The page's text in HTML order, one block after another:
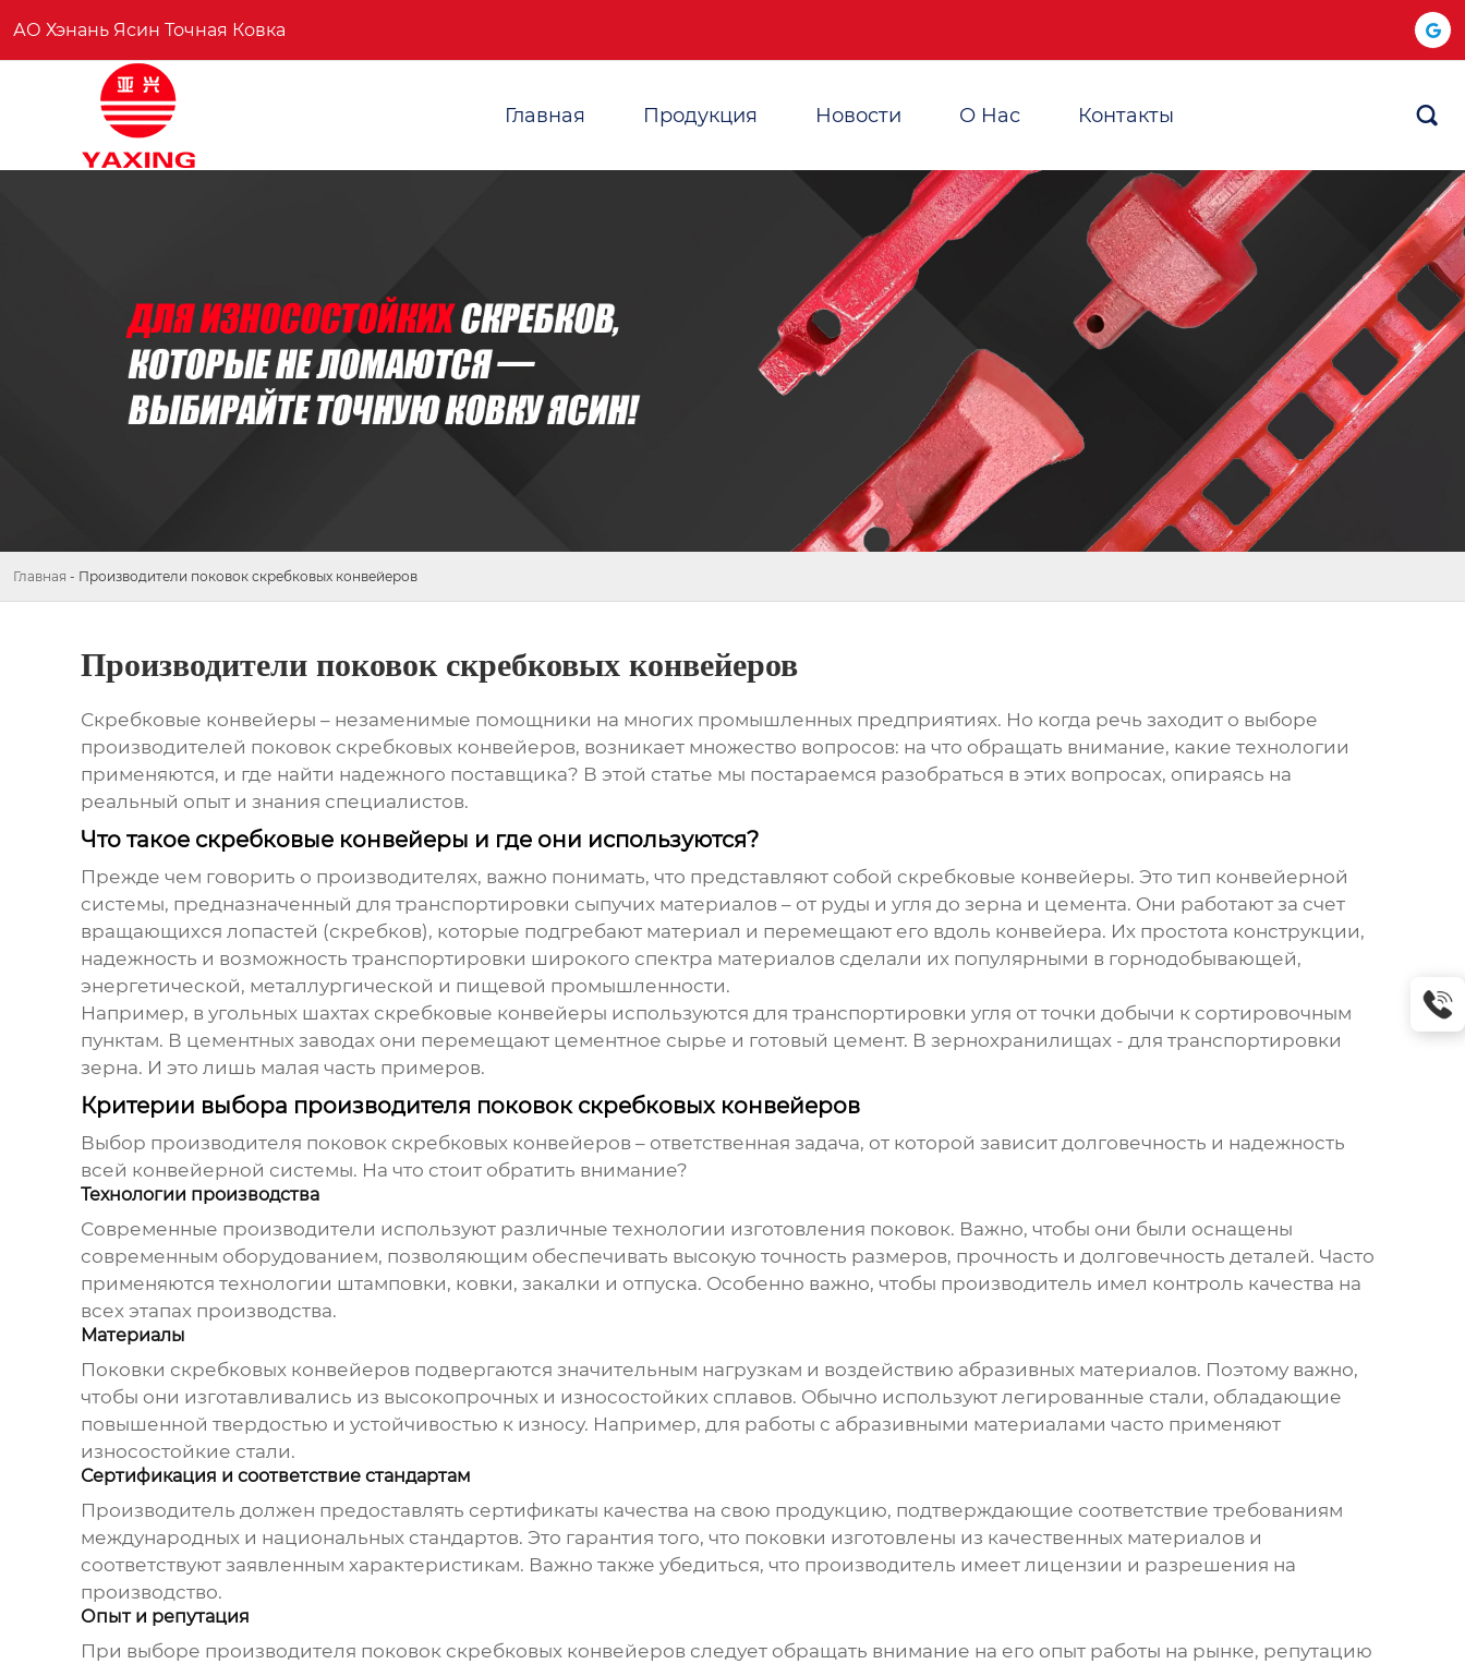
АО Хэнань Ясин Точная Ковка
Главная Продукция Новости О Hас Контакты 
Главная - Производители поковок скребковых конвейеров
Производители поковок скребковых конвейеров
Скребковые конвейеры – незаменимые помощники на многих промышленных предприятиях. Но когда речь заходит о выборе
производителей поковок скребковых конвейеров, возникает множество вопросов: на что обращать внимание, какие технологии
применяются, и где найти надежного поставщика? В этой статье мы постараемся разобраться в этих вопросах, опираясь на
реальный опыт и знания специалистов.
Что такое скребковые конвейеры и где они используются?
Прежде чем говорить о производителях, важно понимать, что представляют собой скребковые конвейеры. Это тип конвейерной
системы, предназначенный для транспортировки сыпучих материалов – от руды и угля до зерна и цемента. Они работают за счет
вращающихся лопастей (скребков), которые подгребают материал и перемещают его вдоль конвейера. Их простота конструкции,
надежность и возможность транспортировки широкого спектра материалов сделали их популярными в горнодобывающей,
энергетической, металлургической и пищевой промышленности.
Например, в угольных шахтах скребковые конвейеры используются для транспортировки угля от точки добычи к сортировочным
пунктам. В цементных заводах они перемещают цементное сырье и готовый цемент. В зернохранилищах - для транспортировки
зерна. И это лишь малая часть примеров.
Критерии выбора производителя поковок скребковых конвейеров
Выбор производителя поковок скребковых конвейеров– ответственная задача, от которой зависит долговечность и надежность
всей конвейерной системы. На что стоит обратить внимание?
Технологии производства
Современные производители используют различные технологии изготовления поковок. Важно, чтобы они были оснащены
современным оборудованием, позволяющим обеспечивать высокую точность размеров, прочность и долговечность деталей. Часто
применяются технологии штамповки, ковки, закалки и отпуска. Особенно важно, чтобы производитель имел контроль качества на
всех этапах производства.
Материалы
Поковки скребковых конвейеров подвергаются значительным нагрузкам и воздействию абразивных материалов. Поэтому важно,
чтобы они изготавливались из высокопрочных и износостойких сплавов. Обычно используют легированные стали, обладающие
повышенной твердостью и устойчивостью к износу. Например, для работы с абразивными материалами часто применяют
износостойкие стали.
Сертификация и соответствие стандартам
Производитель должен предоставлять сертификаты качества на свою продукцию, подтверждающие соответствие требованиям
международных и национальных стандартов. Это гарантия того, что поковки изготовлены из качественных материалов и
соответствуют заявленным характеристикам. Важно также убедиться, что производитель имеет лицензии и разрешения на
производство.
Опыт и репутация
При выборе производителя поковок скребковых конвейеровследует обращать внимание на его опыт работы на рынке, репутацию